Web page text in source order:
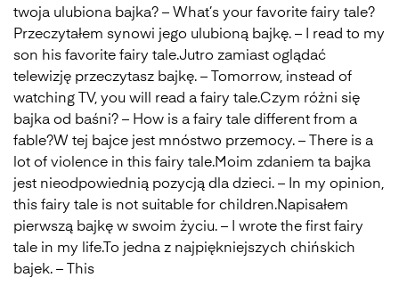
twoja ulubiona bajka? – What’s your favorite fairy tale?
Przeczytałem synowi jego ulubioną bajkę. – I read to my
son his favorite fairy tale.Jutro zamiast oglądać
telewizję przeczytasz bajkę. – Tomorrow, instead of
watching TV, you will read a fairy tale.Czym różni się
bajka od baśni? – How is a fairy tale different from a
fable?W tej bajce jest mnóstwo przemocy. – There is a
lot of violence in this fairy tale.Moim zdaniem ta bajka
jest nieodpowiednią pozycją dla dzieci. – In my opinion,
this fairy tale is not suitable for children.Napisałem
pierwszą bajkę w swoim życiu. – I wrote the first fairy
tale in my life.To jedna z najpiękniejszych chińskich
bajek. – This